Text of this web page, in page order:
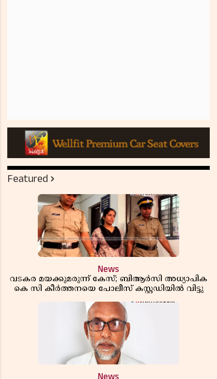
Featured
News
വടകര മയക്കുമരുന്ന് കേസ്; ബിആർസി അധ്യാപിക
കെ സി കീർത്തനയെ പോലീസ് കസ്റ്റഡിയിൽ വിട്ടു